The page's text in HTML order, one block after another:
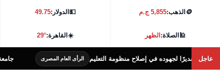
🪙 الذهب:5,855 ج.م 💵الدولار:49.75
🕌الصلاة:الظهر ☀️القاهرة:29°
عاجل
تقديرًا لجهوده في إصلاح منظومة التعليم الرأى العام المصرى جامعة كفر الشيخ